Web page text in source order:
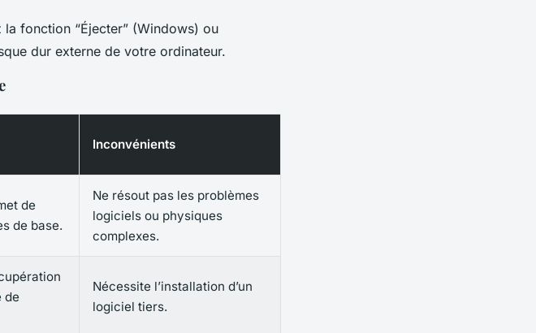
la fonction “Éjecter” (Windows) ou
dur externe de votre ordinateur.
Inconvénients
de
de base.
Ne résout pas les problèmes
logiciels ou physiques
complexes.
de
Nécessite l’installation d’un
logiciel tiers.